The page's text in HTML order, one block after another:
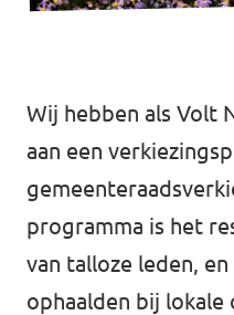
Volt Rivierenland
Volt Gelderland
Volt Nederland
↗️ Overzicht alle
Nieuwsbrieven →
Evenementen →
Vacatures →
Wij hebben als Volt
aan een
programma is het
van talloze leden,
ophaalden bij lokale